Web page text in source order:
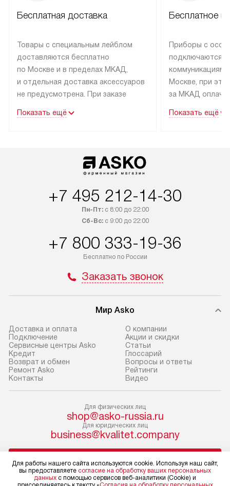
Бесплатная доставка
Товары с специальным лейблом
доставляются бесплатно
по Москве и в пределах МКАД,
и отдельная доставка аксессуаров
не предусмотрена. При заказе
рекомендуем обсудить
со статусом «В наличии» могут
быть отправлены покупателю
интересен товар «Под заказ»,
обсудите возможность его
приобретения с менеджером сайта.
доставляются бесплатно
по Москве в пределах МКАД,
не предусмотрена. Доставка
транспортную компанию. После
100% предоплаты мы бесплатно
доставляем заказ
до представительства
транспортной компании в г. Москва.
Пожалуйста, уточняйте условия
доставки у менеджера при
оформлении заказа.
В оговоренный день служба
доставки доставит упакованный
прибор до двери или прихожей.
Если необходимо переместить
прибор до места установки,
Показать ещё
Бесплатное
Приборы с
подключаются к
коммуникациям
Москве, при
за МКАД
партнера
по монтажу
материалы.
Готовые
от категории,
разблокировку
соединение
монтаж техники
на место с
Показать ещё
+7 495 212-14-30
Пн-Пт:с 8:00 до 22:00
Сб-Вс:с 9:00 до 22:00
+7 800 333-19-36
Бесплатно по России
Заказать звонок
Мир Asko
Доставка и оплата
Подключение
Сервисные центры Asko
Кредит
Возврат и обмен
Ремонт Asko
Контакты
О компании
Акции и скидки
Статьи
Глоссарий
Вопросы и ответы
Рейтинги
Видео
Для физических лиц
shop@asko-russia.ru
Для юридических лиц
business@kvalitet.company
Политика конфиденциальности
Для работы нашего сайта используются cookie. Используя наш сайт,
вы предоставляете согласие на обработку ваших персональных
данных с помощью сервисов веб-аналитики (Cookie) и